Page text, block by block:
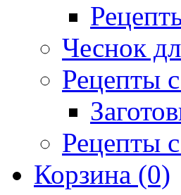
Чеснок
Рецепты
Рецепты
Корзина (0)